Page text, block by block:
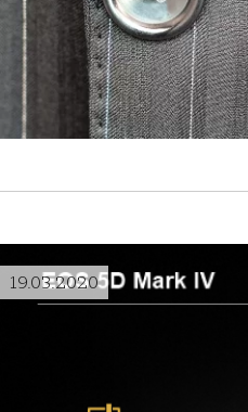
19.03.2020